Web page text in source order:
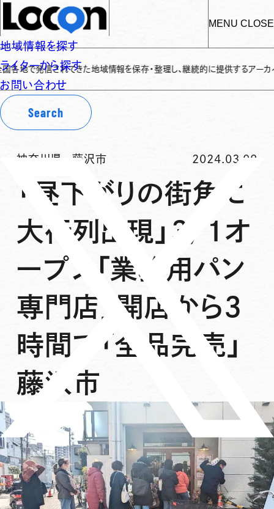
MENU CLOSE
地域情報を探す
ライターから探す
お問い合わせ
Search
れてきた地域情報を保存・整理し、継続的に提供するアーカイブサイトです
神奈川県 藤沢市 2024.03.09
「昼下がりの街角に
大行列出現」3/1オ
ープン「業務用パン
専門店」開店から3
時間で「全品完売」
藤沢市